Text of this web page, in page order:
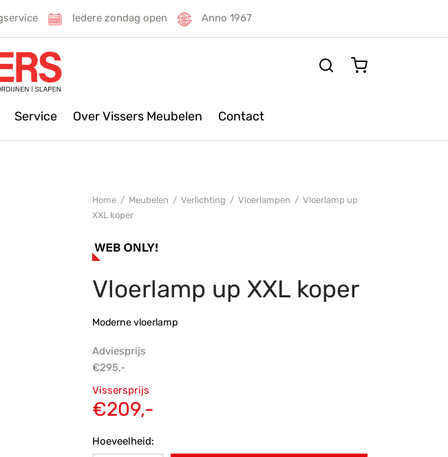
Iedere zondag open Anno 1967
Service Over Vissers Meubelen Contact
Home / Meubelen / Verlichting / Vloerlampen / Vloerlamp up
XXL koper
Vloerlamp up XXL koper
Moderne vloerlamp
Adviesprijs
€295,-
Oorspronkelijke
prijs was:
Vissersprijs
€209,-
Hoeveelheid: